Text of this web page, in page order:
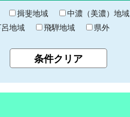
揖斐地域 中濃（美濃）地域
呂地域 飛騨地域 県外